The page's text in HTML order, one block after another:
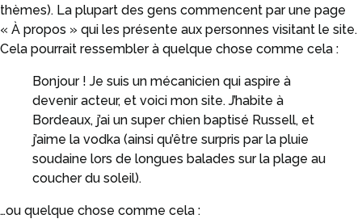
thèmes). La plupart des gens commencent par une page
« À propos » qui les présente aux personnes visitant le site.
Cela pourrait ressembler à quelque chose comme cela :
Bonjour ! Je suis un mécanicien qui aspire à
devenir acteur, et voici mon site. J’habite à
Bordeaux, j’ai un super chien baptisé Russell, et
j’aime la vodka (ainsi qu’être surpris par la pluie
soudaine lors de longues balades sur la plage au
coucher du soleil).
…ou quelque chose comme cela :